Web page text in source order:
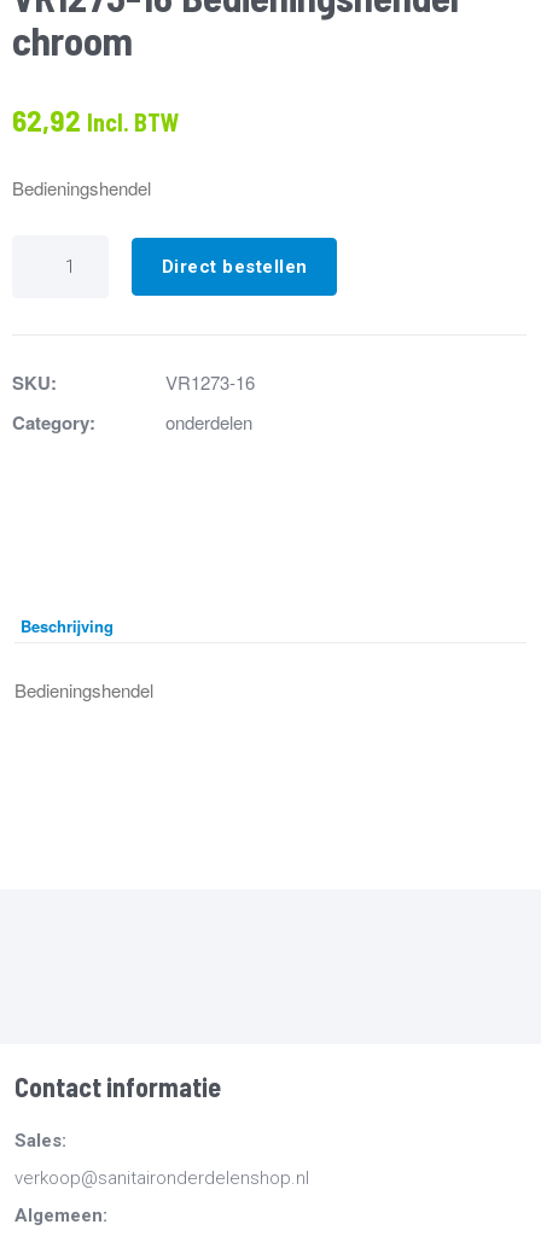
chroom
62,92 Incl. BTW
Bedieningshendel
Bedieningshendel
Direct bestellen
SKU: VR1273-16
Category: onderdelen
Beschrijving
Bedieningshendel
Contact informatie
Sales:
verkoop@sanitaironderdelenshop.nl
Algemeen: